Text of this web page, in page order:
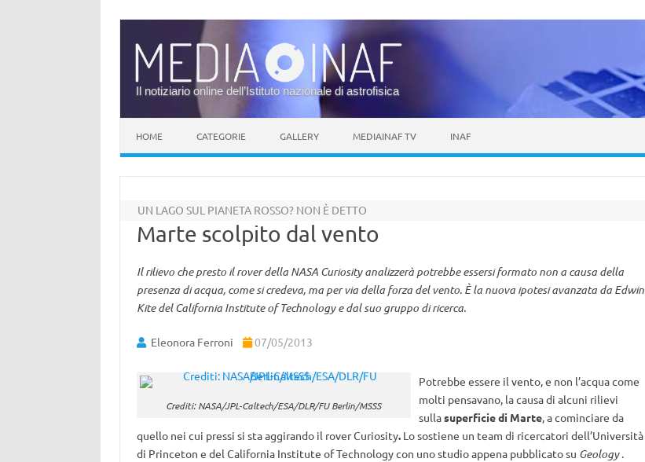
Il notiziario online dell’Istituto nazionale di astrofisica
HOME CATEGORIE GALLERY MEDIAINAF TV INAF
UN LAGO SUL PIANETA ROSSO? NON È DETTO
Marte scolpito dal vento
Il rilievo che presto il rover della NASA Curiosity analizzerà potrebbe essersi formato non a causa della
presenza di acqua, come si credeva, ma per via della forza del vento. È la nuova ipotesi avanzata da Edwin
Kite del California Institute of Technology e dal suo gruppo di ricerca.
Eleonora Ferroni 07/05/2013
Crediti: NASA/JPL-Caltech/ESA/DLR/FU Berlin/MSSS
Potrebbe essere il vento, e non l’acqua come
molti pensavano, la causa di alcuni rilievi
sullasuperficie di Marte, a cominciare da
quello nei cui pressi si sta aggirando il rover Curiosity. Lo sostiene un team di ricercatori dell’Università
di Princeton e del California Institute of Technology con uno studio appena pubblicato su Geology.